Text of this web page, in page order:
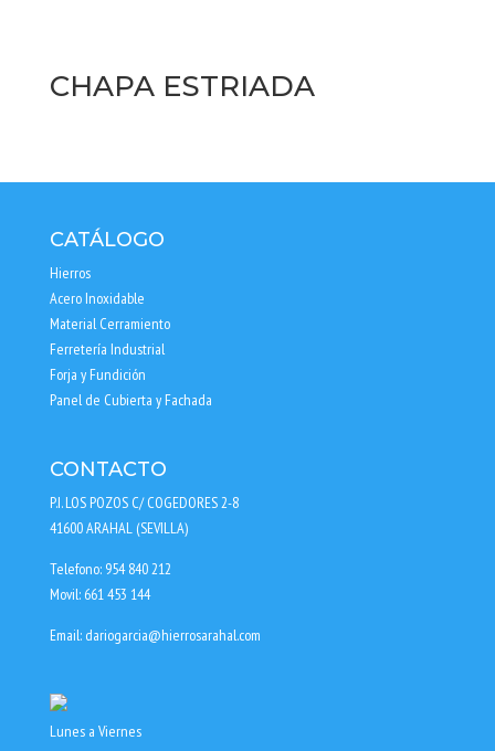
CHAPA ESTRIADA
CATÁLOGO
Hierros
Acero Inoxidable
Material Cerramiento
Ferretería Industrial
Forja y Fundición
Panel de Cubierta y Fachada
CONTACTO
P.I. LOS POZOS C/ COGEDORES 2-8
41600 ARAHAL (SEVILLA)
Telefono: 954 840 212
Movil: 661 453 144
Email: dariogarcia@hierrosarahal.com
Lunes a Viernes